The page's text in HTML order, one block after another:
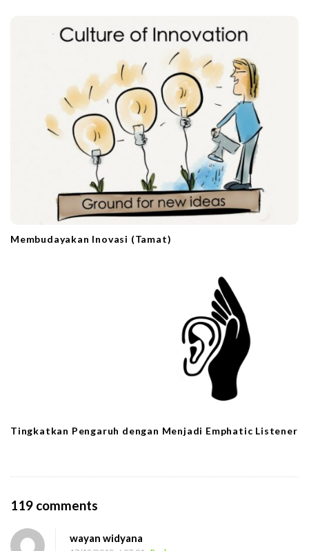
Membudayakan Inovasi (Tamat)
Tingkatkan Pengaruh dengan Menjadi Emphatic Listener
119 comments
M
wayan widyana